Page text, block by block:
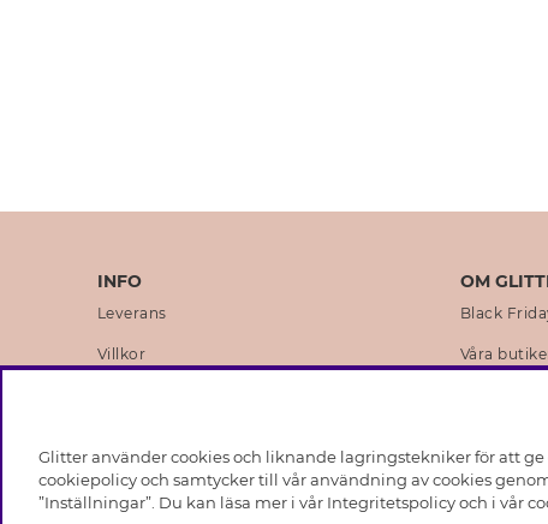
INFO
Leverans
Villkor
Medlemsvillkor
OM
Black
Våra
Hållbarhet
Glitter använder cookies och liknande lagringstekniker för att
cookiepolicy och samtycker till vår användning av cookies
”Inställningar”. Du kan läsa mer i vår Integritetspolicyoch i vår